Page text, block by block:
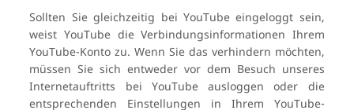
Sollten Sie gleichzeitig bei YouTube eingeloggt sein,
weist YouTube die Verbindungsinformationen Ihrem
YouTube-Konto zu. Wenn Sie das verhindern möchten,
müssen Sie sich entweder vor dem Besuch unseres
Internetauftritts bei YouTube ausloggen oder die
entsprechenden Einstellungen in Ihrem YouTube-